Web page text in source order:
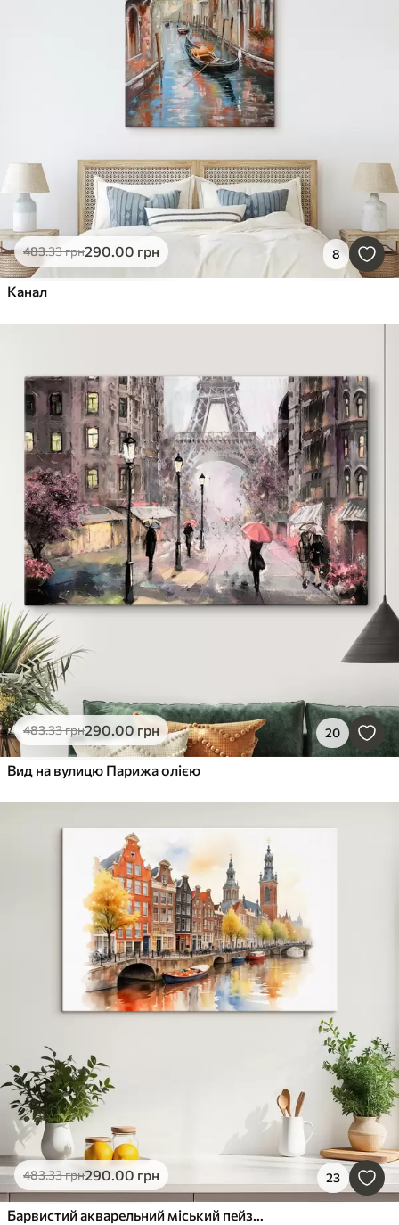
483.33грн290.00 грн 8
Канал
483.33грн290.00 грн 20
Вид на вулицю Парижа олією
483.33грн290.00 грн 23
Барвистий акварельний міський пейзаж Амстердама з традиційними голландськими будинками на каналі та човнами на воді